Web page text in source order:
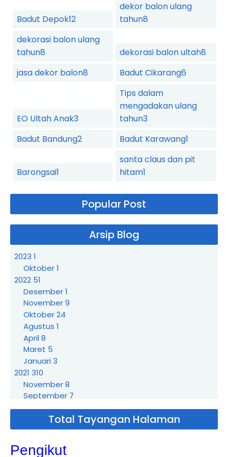
Badut Depok12
dekor balon ulang
tahun8
dekorasi balon ulang
tahun8 dekorasi balon ultah8
jasa dekor balon8 Badut Cikarang6
EO Ultah Anak3
Tips dalam
mengadakan ulang
tahun3
Badut Bandung2 Badut Karawang1
Barongsai1
santa claus dan pit
hitam1
Popular Post
Arsip Blog
2023 1
Oktober1
2022 51
Desember1
November9
Oktober24
Agustus 1
April8
Maret 5
Januari3
2021 310
November8
September 7
Agustus3
Juni19
72
April86
Total Tayangan Halaman
Pengikut